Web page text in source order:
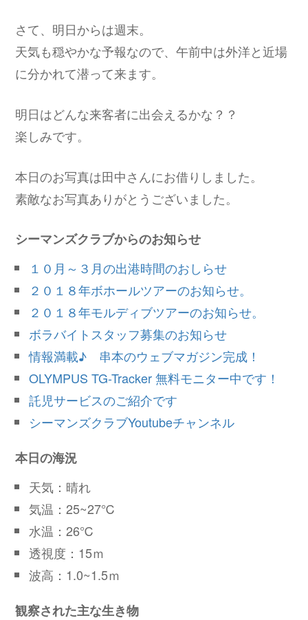
さて、明日からは週末。
天気も穏やかな予報なので、午前中は外洋と近場
に分かれて潜って来ます。
明日はどんな来客者に出会えるかな？？
楽しみです。
本日のお写真は田中さんにお借りしました。
素敵なお写真ありがとうございました。
シーマンズクラブからのお知らせ
１０月～３月の出港時間のおしらせ
２０１８年ボホールツアーのお知らせ。
２０１８年モルディブツアーのお知らせ。
ボラバイトスタッフ募集のお知らせ
情報満載♪ 串本のウェブマガジン完成！
OLYMPUS TG-Tracker 無料モニター中です！
託児サービスのご紹介です
シーマンズクラブYoutubeチャンネル
本日の海況
天気：晴れ
気温：25~27℃
水温：26℃
透視度：15ｍ
波高：1.0~1.5ｍ
観察された主な生き物